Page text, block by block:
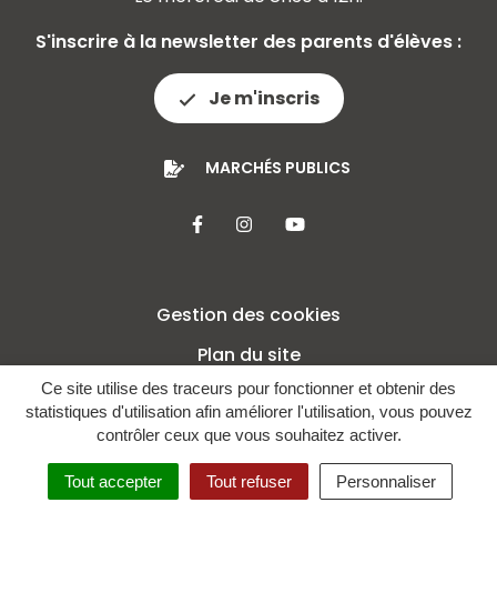
Ce site utilise des traceurs pour fonctionner et obtenir des
statistiques d'utilisation afin améliorer l'utilisation, vous pouvez
contrôler ceux que vous souhaitez activer.
Tout accepter Tout refuser Personnaliser
S'inscrire à la newsletter des parents d'élèves :
Je m'inscris
MARCHÉS PUBLICS
Lien vers le compte Facebook
Lien vers le compte
Lien vers la chaîne
Gestion des cookies
Plan du site
Mentions légales
Crédits
Politique de confidentialité